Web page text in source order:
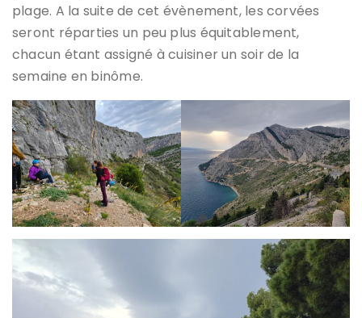
plage. A la suite de cet évènement, les corvées
seront réparties un peu plus équitablement,
chacun étant assigné à cuisiner un soir de la
semaine en binôme.